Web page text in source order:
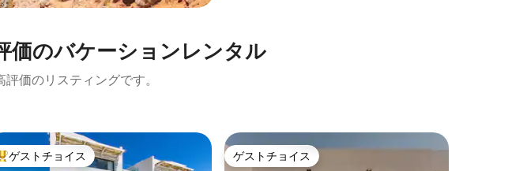
価⁠のバ⁠ケ⁠ー⁠シ⁠ョ⁠ン⁠レ⁠ン⁠タ⁠ル
価のリスティングです。
好評のゲストチョイスです。
ゲストチョイス ゲストチョイス
ゲストチョイス